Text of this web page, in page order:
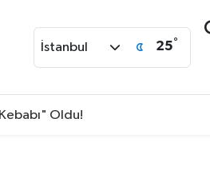
İstanbul 25°
Oldu!